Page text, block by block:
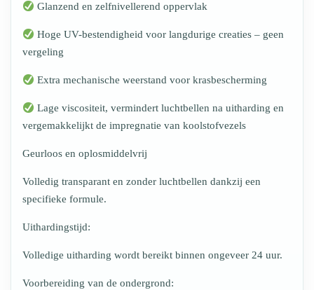
Glanzend en zelfnivellerend oppervlak
Hoge UV-bestendigheid voor langdurige creaties – geen
vergeling
Extra mechanische weerstand voor krasbescherming
Lage viscositeit, vermindert luchtbellen na uitharding en
vergemakkelijkt de impregnatie van koolstofvezels
Geurloos en oplosmiddelvrij
Volledig transparant en zonder luchtbellen dankzij een
specifieke formule.
Uithardingstijd:
Volledige uitharding wordt bereikt binnen ongeveer 24 uur.
Voorbereiding van de ondergrond: